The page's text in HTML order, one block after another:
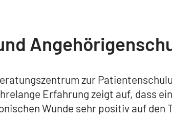
zur
Erfahrung zeigt auf, dass
Wunde sehr positiv auf den